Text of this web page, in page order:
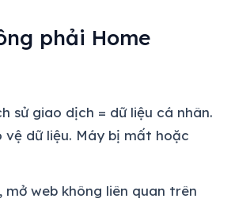
phải Home
sử giao dịch = dữ liệu cá nhân.
vệ dữ liệu. Máy bị mất hoặc
mở web không liên quan trên